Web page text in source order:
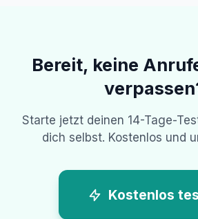
Bereit, keine
Starte jetzt deinen 14-Tage-
dich selbst. Kostenlos und
Kostenlos